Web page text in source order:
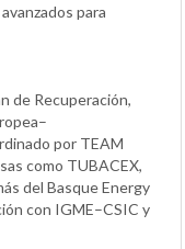
para
de Recuperación,
por TEAM
como TUBACEX,
del Basque Energy
con IGME–CSIC y